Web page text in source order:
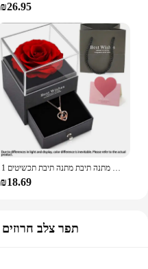
₪26.95
1 סט זירקון חלולים שרשרת אהבה יום של נקבה פרח מתנה תיבת מתנה תיבת תכשיטים
₪18.69
תפר צלב חרוזים